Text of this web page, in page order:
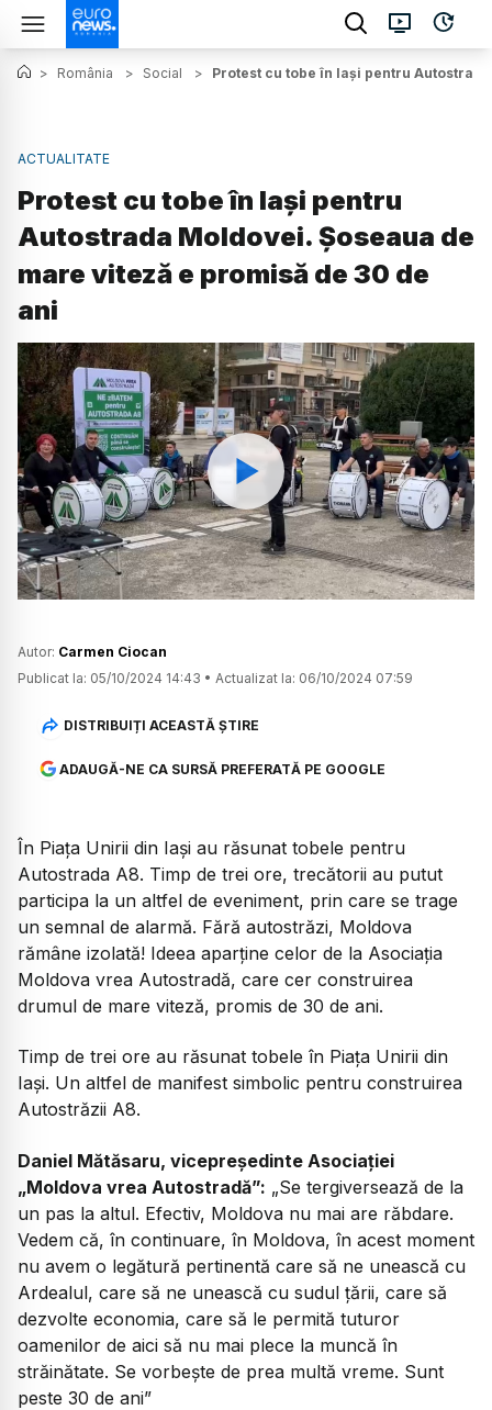
> România > Social > Protest cu tobe în Iași pentru
ACTUALITATE
Protest cu tobe în Iași pentru
Autostrada Moldovei. Șoseaua de
mare viteză e promisă de 30 de
ani
Watch
Autor: Carmen Ciocan
Publicat la: 05/10/2024 14:43 • Actualizat la: 06/10/2024 07:59
DISTRIBUIȚI ACEASTĂ ȘTIRE
ADAUGĂ-NE CA SURSĂ PREFERATĂ PE GOOGLE
În Piața Unirii din Iași au răsunat tobele pentru
Autostrada A8. Timp de trei ore, trecătorii au putut
participa la un altfel de eveniment, prin care se trage
un semnal de alarmă. Fără autostrăzi, Moldova
rămâne izolată! Ideea aparține celor de la Asociația
Moldova vrea Autostradă, care cer construirea
drumul de mare viteză, promis de 30 de ani.
Timp de trei ore au răsunat tobele în Piața Unirii din
Iași. Un altfel de manifest simbolic pentru construirea
Autostrăzii A8.
Daniel Mătăsaru, vicepreședinte Asociației
„Moldova vrea Autostradă”: „Se tergiversează de la
un pas la altul. Efectiv, Moldova nu mai are răbdare.
Vedem că, în continuare, în Moldova, în acest moment
nu avem o legătură pertinentă care să ne unească cu
Ardealul, care să ne unească cu sudul țării, care să
dezvolte economia, care să le permită tuturor
oamenilor de aici să nu mai plece la muncă în
străinătate. Se vorbește de prea multă vreme. Sunt
peste 30 de ani”